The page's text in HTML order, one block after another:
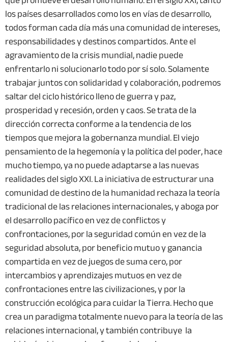
los países desarrollados como los en vías de desarrollo,
todos forman cada día más una comunidad de intereses,
responsabilidades y destinos compartidos. Ante el
agravamiento de la crisis mundial, nadie puede
enfrentarlo ni solucionarlo todo por sí solo. Solamente
trabajar juntos con solidaridad y colaboración, podremos
saltar del ciclo histórico lleno de guerra y paz,
prosperidad y recesión, orden y caos. Se trata de la
dirección correcta conforme a la tendencia de los
tiempos que mejora la gobernanza mundial. El viejo
pensamiento de la hegemonía y la política del poder, hace
mucho tiempo, ya no puede adaptarse a las nuevas
realidades del siglo XXI. La iniciativa de estructurar una
comunidad de destino de la humanidad rechaza la teoría
tradicional de las relaciones internacionales, y aboga por
el desarrollo pacífico en vez de conflictos y
confrontaciones, por la seguridad común en vez de la
seguridad absoluta, por beneficio mutuo y ganancia
compartida en vez de juegos de suma cero, por
intercambios y aprendizajes mutuos en vez de
confrontaciones entre las civilizaciones, y por la
construcción ecológica para cuidar la Tierra. Hecho que
crea un paradigma totalmente nuevo para la teoría de las
relaciones internacional, y también contribuye la